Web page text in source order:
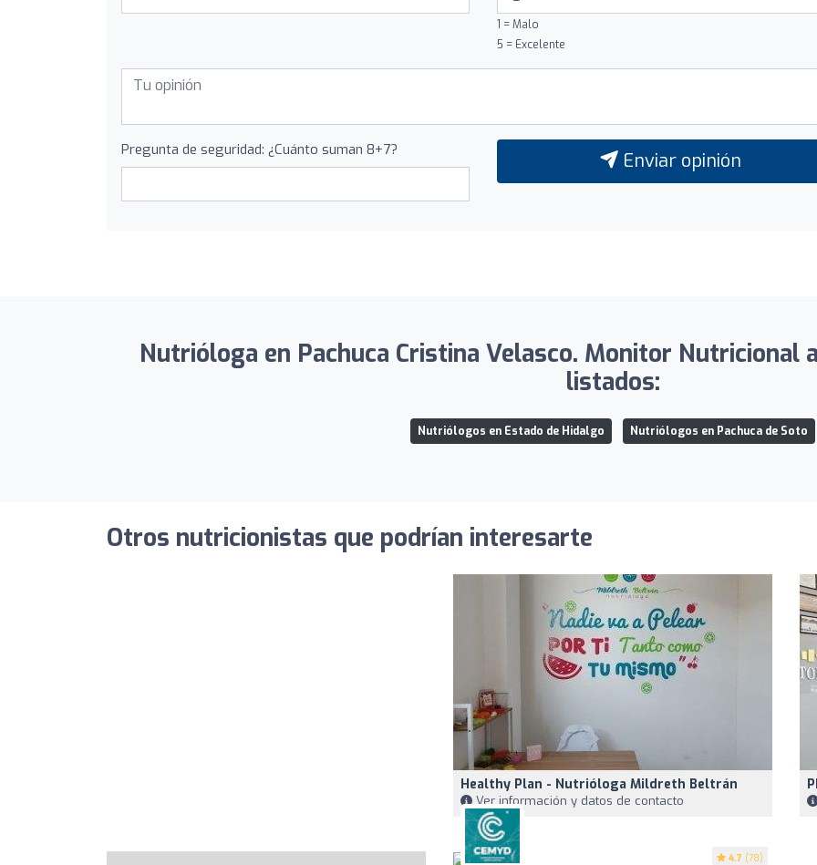
1 = Malo
5 = Excelente
Pregunta de seguridad: ¿Cuánto suman 8+7? Enviar opinión
Nutrióloga en Pachuca Cristina Velasco. Monitor Nutricional
listados:
Nutriólogos en Estado de Hidalgo Nutriólogos en Pachuca de Soto
Otros nutricionistas que podrían interesarte
Healthy Plan - Nutrióloga Mildreth Beltrán
Ver información y datos de contacto
4.7 (78)